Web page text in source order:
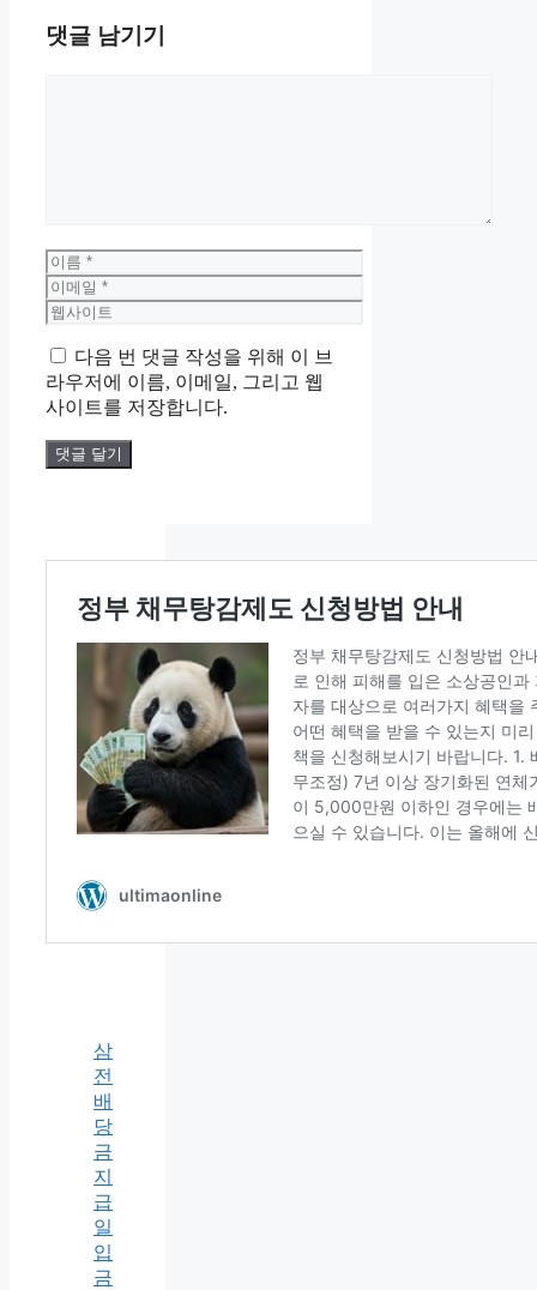
댓글 남기기
이
름
이
메
웹
이
트
다음 번 댓글 작성을 위해 이 브
라우저에 이름, 이메일, 그리고 웹
사이트를 저장합니다.
삼
전
배
당
금
지
급
일
입
금